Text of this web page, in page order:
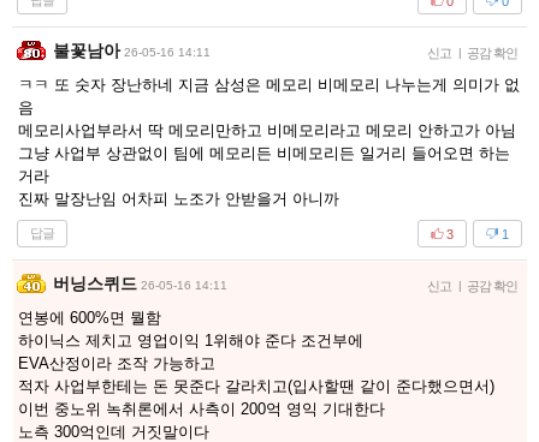
불꽃남아 26-05-16 14:11 신고 | 공감 확인
ㅋㅋ 또 숫자 장난하네 지금 삼성은 메모리 비메모리 나누는게 의미가 없
음
메모리사업부라서 딱 메모리만하고 비메모리라고 메모리 안하고가 아님
그냥 사업부 상관없이 팀에 메모리든 비메모리든 일거리 들어오면 하는
거라
진짜 말장난임 어차피 노조가 안받을거 아니까
답글 1
3
버닝스퀴드 26-05-16 14:11 신고 | 공감 확인
연봉에 600%면 뭘함
하이닉스 제치고 영업이익 1위해야 준다 조건부에
EVA산정이라 조작 가능하고
적자 사업부한테는 돈 못준다 갈라치고(입사할땐 같이 준다했으면서)
이번 중노위 녹취론에서 사측이 200억 영익 기대한다
노측 300억인데 거짓말이다